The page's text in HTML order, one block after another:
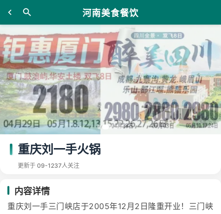
河南美食餐饮
重庆刘一手火锅
更新于 09-1237人关注
内容详情
重庆刘一手三门峡店于2005年12月2日隆重开业！三门峡